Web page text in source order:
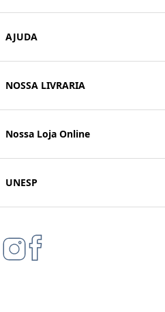
AJUDA
NOSSA LIVRARIA
Nossa Loja Online
UNESP